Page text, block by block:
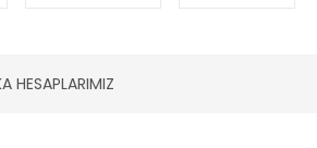
HESAPLARIMIZ